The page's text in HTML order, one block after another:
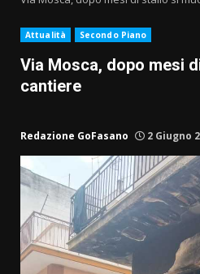
Attualità Secondo Piano
Via Mosca, dopo mesi
cantiere
Redazione GoFasano 2 Giugno